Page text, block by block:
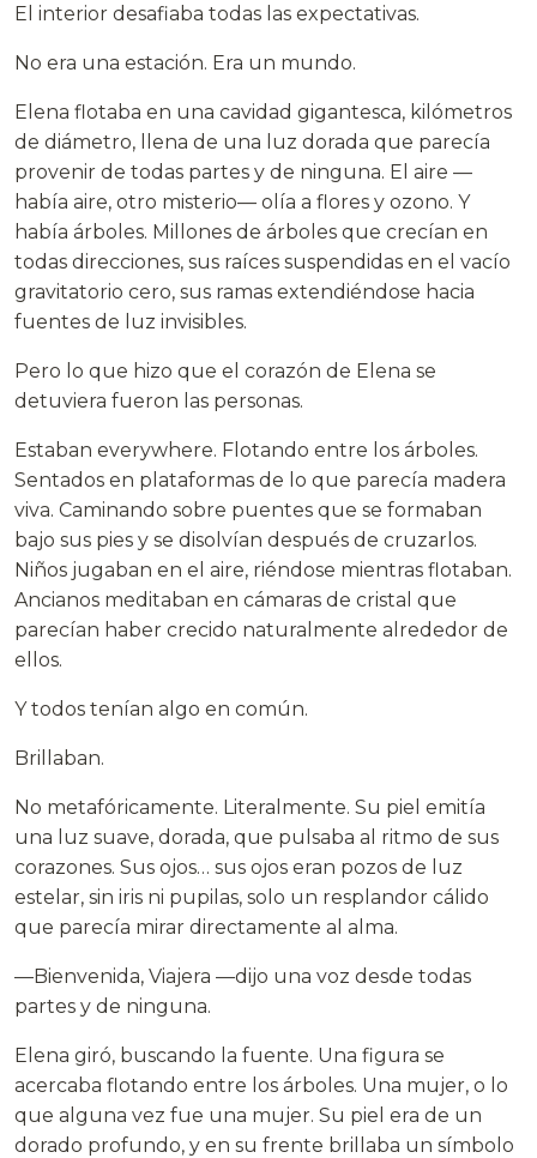
El interior desafiaba todas las expectativas.
No era una estación. Era un mundo.
Elena flotaba en una cavidad gigantesca, kilómetros
de diámetro, llena de una luz dorada que parecía
provenir de todas partes y de ninguna. El aire —
había aire, otro misterio— olía a flores y ozono. Y
había árboles. Millones de árboles que crecían en
todas direcciones, sus raíces suspendidas en el vacío
gravitatorio cero, sus ramas extendiéndose hacia
fuentes de luz invisibles.
Pero lo que hizo que el corazón de Elena se
detuviera fueron las personas.
Estaban everywhere. Flotando entre los árboles.
Sentados en plataformas de lo que parecía madera
viva. Caminando sobre puentes que se formaban
bajo sus pies y se disolvían después de cruzarlos.
Niños jugaban en el aire, riéndose mientras flotaban.
Ancianos meditaban en cámaras de cristal que
parecían haber crecido naturalmente alrededor de
ellos.
Y todos tenían algo en común.
Brillaban.
No metafóricamente. Literalmente. Su piel emitía
una luz suave, dorada, que pulsaba al ritmo de sus
corazones. Sus ojos… sus ojos eran pozos de luz
estelar, sin iris ni pupilas, solo un resplandor cálido
que parecía mirar directamente al alma.
—Bienvenida, Viajera —dijo una voz desde todas
partes y de ninguna.
Elena giró, buscando la fuente. Una figura se
acercaba flotando entre los árboles. Una mujer, o lo
que alguna vez fue una mujer. Su piel era de un
dorado profundo, y en su frente brillaba un símbolo